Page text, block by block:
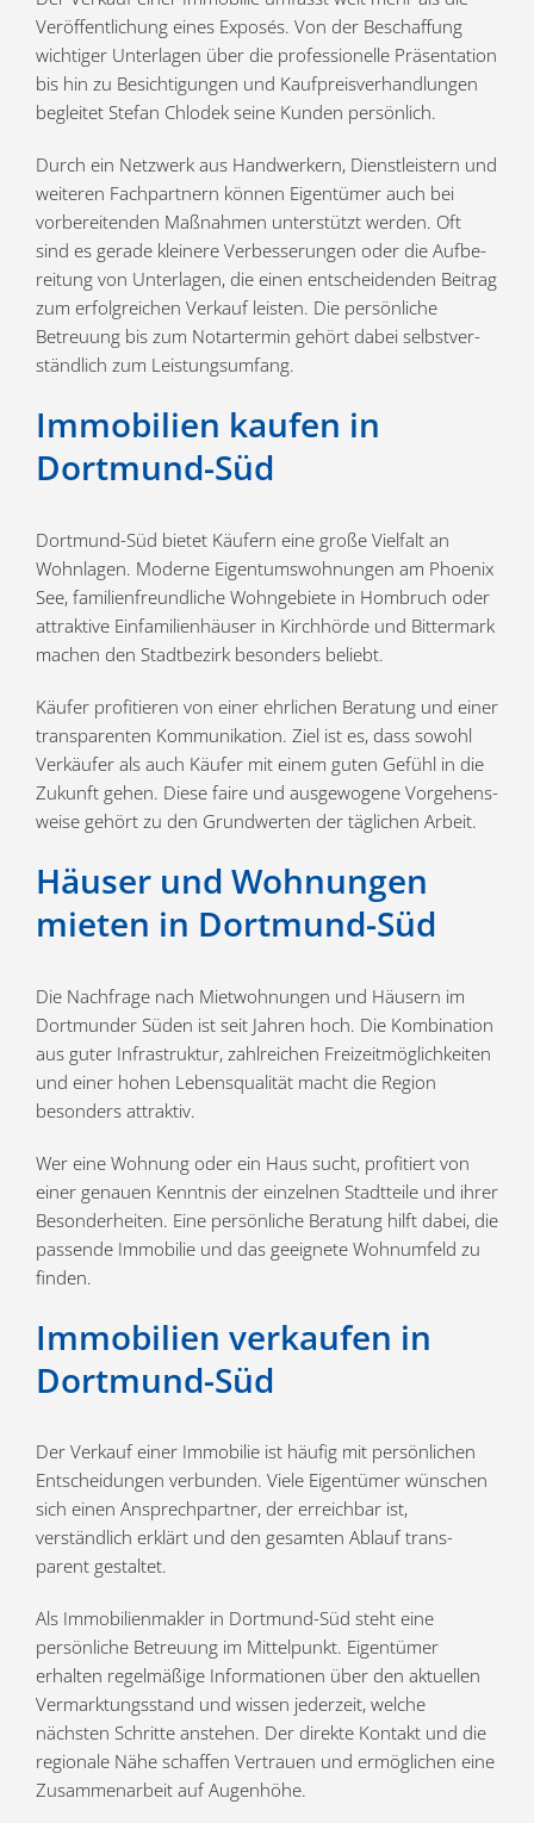
Veröf­fent­li­chung eines Exposés. Von der Beschaffung
wichtiger Unter­lagen über die profes­sio­nelle Präsen­tation
bis hin zu Besich­ti­gungen und Kaufpreis­ver­hand­lungen
begleitet Stefan Chlodek seine Kunden persönlich.
Durch ein Netzwerk aus Handwerkern, Dienst­leistern und
weiteren Fachpartnern können Eigen­tümer auch bei
vorbe­rei­tenden Maßnahmen unter­stützt werden. Oft
sind es gerade kleinere Verbes­se­rungen oder die Aufbe­
reitung von Unter­lagen, die einen entschei­denden Beitrag
zum erfolg­reichen Verkauf leisten. Die persön­liche
Betreuung bis zum Notar­termin gehört dabei selbst­ver­
ständlich zum Leistungsumfang.
Immobilien kaufen in
Dortmund-Süd
Dortmund-Süd bietet Käufern eine große Vielfalt an
Wohnlagen. Moderne Eigen­tums­woh­nungen am Phoenix
See, famili­en­freund­liche Wohnge­biete in Hombruch oder
attraktive Einfa­mi­li­en­häuser in Kirch­hörde und Bittermark
machen den Stadt­bezirk besonders beliebt.
Käufer profi­tieren von einer ehrlichen Beratung und einer
trans­pa­renten Kommu­ni­kation. Ziel ist es, dass sowohl
Verkäufer als auch Käufer mit einem guten Gefühl in die
Zukunft gehen. Diese faire und ausge­wogene Vorge­hens­
weise gehört zu den Grund­werten der täglichen Arbeit.
Häuser und Wohnungen
mieten in Dortmund-Süd
Die Nachfrage nach Mietwoh­nungen und Häusern im
Dortmunder Süden ist seit Jahren hoch. Die Kombi­nation
aus guter Infra­struktur, zahlreichen Freizeit­mög­lich­keiten
und einer hohen Lebens­qua­lität macht die Region
besonders attraktiv.
Wer eine Wohnung oder ein Haus sucht, profi­tiert von
einer genauen Kenntnis der einzelnen Stadt­teile und ihrer
Beson­der­heiten. Eine persön­liche Beratung hilft dabei, die
passende Immobilie und das geeignete Wohnumfeld zu
finden.
Immobilien verkaufen in
Dortmund-Süd
Der Verkauf einer Immobilie ist häufig mit persön­lichen
Entschei­dungen verbunden. Viele Eigen­tümer wünschen
sich einen Ansprech­partner, der erreichbar ist,
verständlich erklärt und den gesamten Ablauf trans­
parent gestaltet.
Als Immobilien­makler in Dortmund-Süd steht eine
persön­liche Betreuung im Mittel­punkt. Eigen­tümer
erhalten regel­mäßige Infor­ma­tionen über den aktuellen
Vermark­tungs­stand und wissen jederzeit, welche
nächsten Schritte anstehen. Der direkte Kontakt und die
regionale Nähe schaffen Vertrauen und ermög­lichen eine
Zusam­men­arbeit auf Augenhöhe.